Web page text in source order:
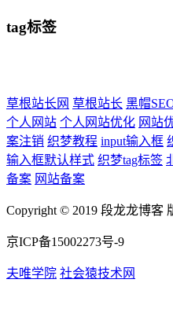
tag标签
草根站长网 草根站长 黑帽
个人网站 个人网站优化 网站
案注销 织梦教程 input输入框
输入框默认样式 织梦tag标签
备案 网站备案
Copyright © 2019 段龙龙博客
京ICP备15002273号-9
夫唯学院 社会猿技术网